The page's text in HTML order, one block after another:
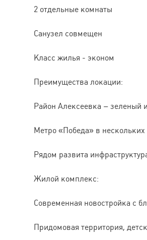
2 отдельные комнаты
Санузел совмещен
Класс жилья - эконом
Преимущества локации:
Район Алексеевка – зеленый
Метро «Победа» в нескольких
Рядом развита
Жилой комплекс:
Современная новостройка с
Придомовая территория,